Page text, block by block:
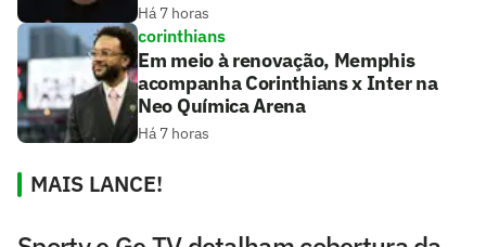
Há 7 horas
corinthians
Em meio à renovação, Memphis
acompanha Corinthians x Inter na
Neo Química Arena
Há 7 horas
MAIS LANCE!